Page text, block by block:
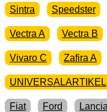
Sintra Speedster
Vectra A Vectra B
Vivaro C Zafira A
UNIVERSALARTIKEL
Fiat Ford Lancia